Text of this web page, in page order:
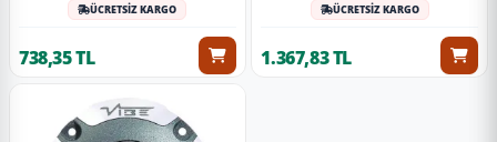
ÜCRETSİZ KARGO
738,35 TL
ÜCRETSİZ KARGO
1.367,83 TL